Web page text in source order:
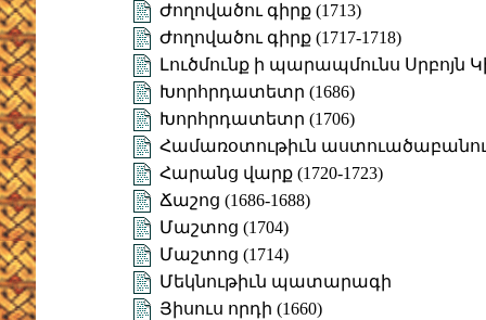
Ժողովածու գիրք (1713)
Ժողովածու գիրք (1717-1718)
Լուծմունք ի պարապմունս Սրբոյն
Խորհրդատետր (1686)
Խորհրդատետր (1706)
Համառօտութիւն
Հարանց վարք (1720-1723)
Ճաշոց (1686-1688)
Մաշտոց (1704)
Մաշտոց (1714)
Մեկնութիւն պատարագի
Յիսուս որդի (1660)